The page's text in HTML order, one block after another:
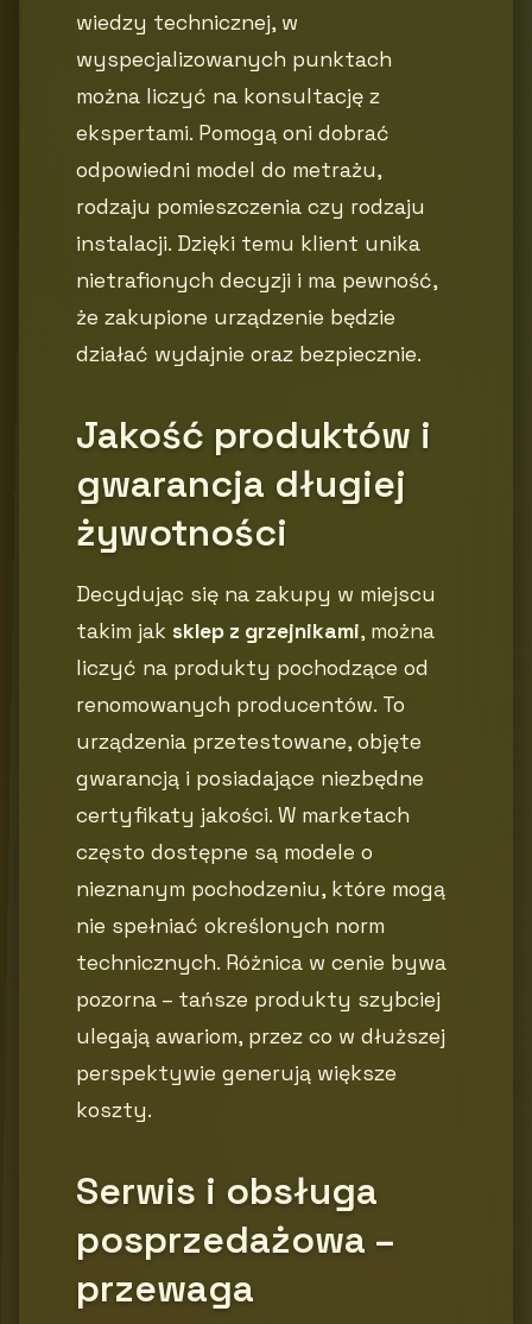
wiedzy technicznej, w
wyspecjalizowanych punktach
można liczyć na konsultację z
ekspertami. Pomogą oni dobrać
odpowiedni model do metrażu,
rodzaju pomieszczenia czy rodzaju
instalacji. Dzięki temu klient unika
nietrafionych decyzji i ma pewność,
że zakupione urządzenie będzie
działać wydajnie oraz bezpiecznie.
Jakość produktów i
gwarancja długiej
żywotności
Decydując się na zakupy w miejscu
takim jak sklep z grzejnikami, można
liczyć na produkty pochodzące od
renomowanych producentów. To
urządzenia przetestowane, objęte
gwarancją i posiadające niezbędne
certyfikaty jakości. W marketach
często dostępne są modele o
nieznanym pochodzeniu, które mogą
nie spełniać określonych norm
technicznych. Różnica w cenie bywa
pozorna – tańsze produkty szybciej
ulegają awariom, przez co w dłuższej
perspektywie generują większe
koszty.
Serwis i obsługa
posprzedażowa –
przewaga